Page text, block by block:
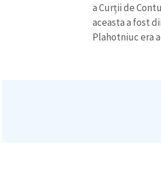
a Curții de
aceasta a fost
Plahotniuc era